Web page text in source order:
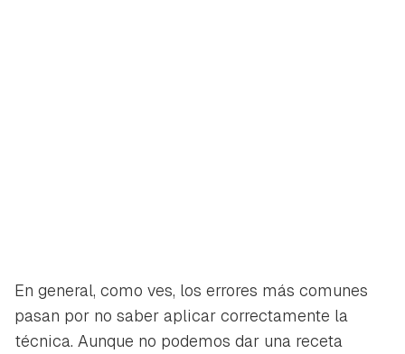
En general, como ves, los errores más comunes
pasan por no saber aplicar correctamente la
técnica. Aunque no podemos dar una receta